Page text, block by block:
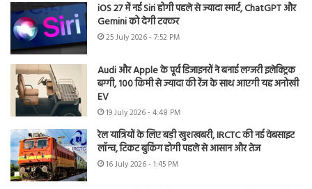
iOS 27 में नई Siri होगी पहले से ज्यादा स्मार्ट, ChatGPT और
Gemini को देगी टक्कर
25 July 2026 - 7:52 PM
Audi और Apple के पूर्व डिजाइनरों ने बनाई लग्जरी इलेक्ट्रिक
बग्गी, 100 किमी से ज्यादा की रेंज के साथ आएगी यह अनोखी
EV
19 July 2026 - 4:48 PM
रेल यात्रियों के लिए बड़ी खुशखबरी, IRCTC की नई वेबसाइट
लॉन्च, टिकट बुकिंग होगी पहले से आसान और तेज
16 July 2026 - 1:45 PM